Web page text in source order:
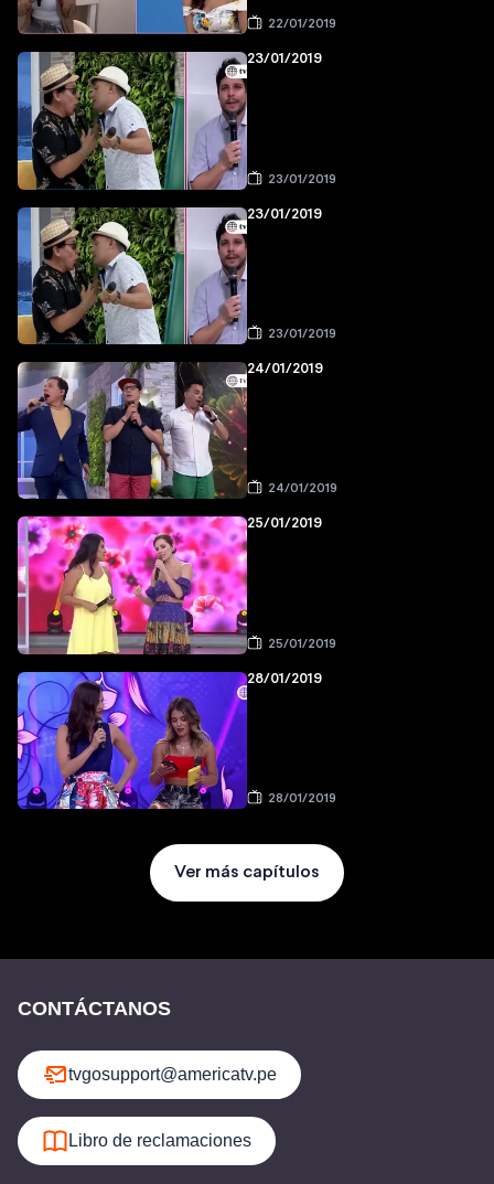
22/01/2019
23/01/2019
23/01/2019
23/01/2019
23/01/2019
24/01/2019
24/01/2019
25/01/2019
25/01/2019
28/01/2019
28/01/2019
Ver más capítulos
CONTÁCTANOS
tvgosupport@americatv.pe
Libro de reclamaciones